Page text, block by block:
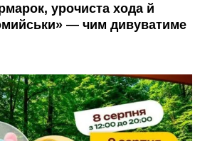
урочиста хода й
— чим дивуватиме